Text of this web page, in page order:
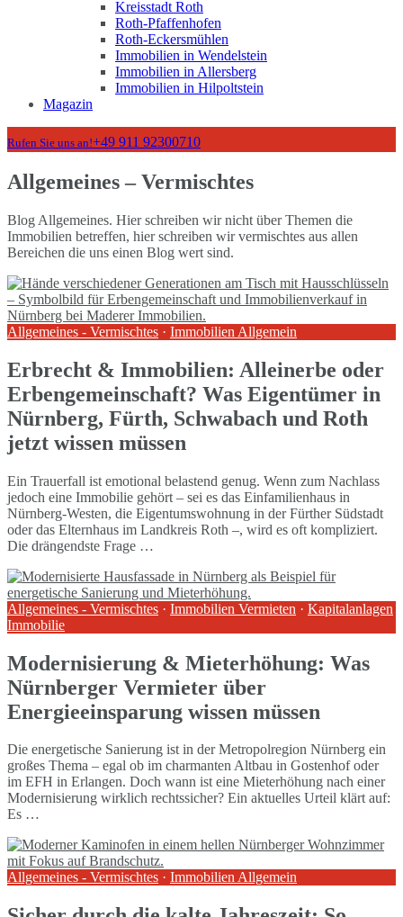
Kreisstadt Roth
Roth-Pfaffenhofen
Roth-Eckersmühlen
Immobilien in Wendelstein
Immobilien in Allersberg
Immobilien in Hilpoltstein
Magazin
Rufen Sie uns an!+49 911 92300710
Allgemeines – Vermischtes
Blog Allgemeines. Hier schreiben wir nicht über Themen die
Immobilien betreffen, hier schreiben wir vermischtes aus allen
Bereichen die uns einen Blog wert sind.
Allgemeines - Vermischtes · Immobilien Allgemein
Erbrecht & Immobilien: Alleinerbe oder
Erbengemeinschaft? Was Eigentümer in
Nürnberg, Fürth, Schwabach und Roth
jetzt wissen müssen
Ein Trauerfall ist emotional belastend genug. Wenn zum Nachlass
jedoch eine Immobilie gehört – sei es das Einfamilienhaus in
Nürnberg-Westen, die Eigentumswohnung in der Fürther Südstadt
oder das Elternhaus im Landkreis Roth –, wird es oft kompliziert.
Die drängendste Frage …
Allgemeines - Vermischtes · Immobilien Vermieten · Kapitalanlagen
Immobilie
Modernisierung & Mieterhöhung: Was
Nürnberger Vermieter über
Energieeinsparung wissen müssen
Die energetische Sanierung ist in der Metropolregion Nürnberg ein
großes Thema – egal ob im charmanten Altbau in Gostenhof oder
im EFH in Erlangen. Doch wann ist eine Mieterhöhung nach einer
Modernisierung wirklich rechtssicher? Ein aktuelles Urteil klärt auf:
Es …
Allgemeines - Vermischtes · Immobilien Allgemein